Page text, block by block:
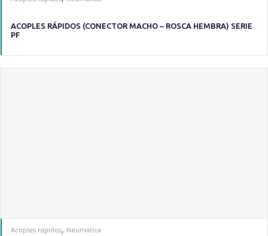
ACOPLES RÁPIDOS (CONECTOR MACHO – ROSCA HEMBRA) SERIE
PF
Acoples rápidos, Neumática